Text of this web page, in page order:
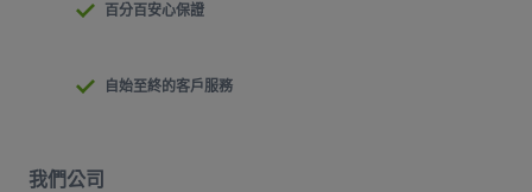
百分百安心保證
自始至終的客戶服務
我們公司